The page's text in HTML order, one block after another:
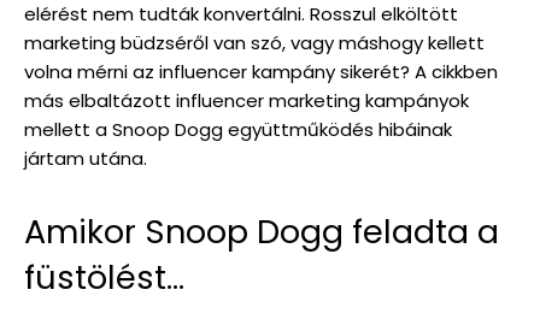
elérést nem tudták konvertálni. Rosszul elköltött
marketing büdzséről van szó, vagy máshogy kellett
volna mérni az influencer kampány sikerét? A cikkben
más elbaltázott influencer marketing kampányok
mellett a Snoop Dogg együttműködés hibáinak
jártam utána.
Amikor Snoop Dogg feladta a
füstölést…